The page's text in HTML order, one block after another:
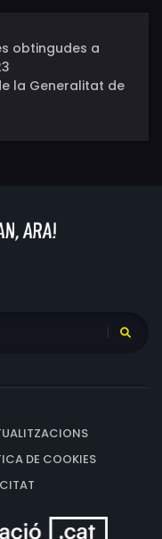
obtingudes a
la Generalitat de
DE COOKIES